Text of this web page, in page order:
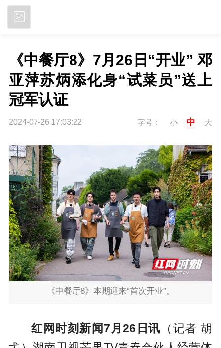
《中餐厅8》7月26日“开业” 邓
亚萍苏炳添化身“试菜员”送上
冠军认证
2024-07-26 17:03:22 字号： 小 中 大
《中餐厅8》本期迎来“首次开业”。
红网时刻新闻7月26日讯 （记者 胡